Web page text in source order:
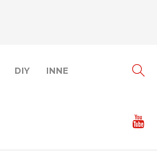
DIY INNE